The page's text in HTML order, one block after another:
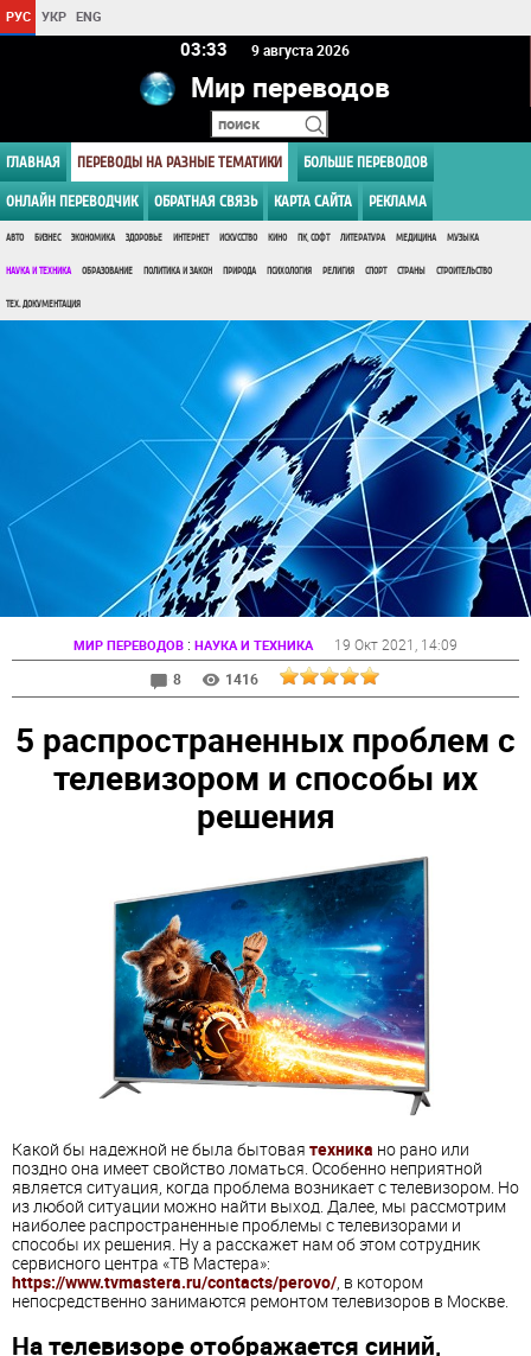
РУС УКР ENG
03 33 9 августа 2026
Мир переводов
ГЛАВНАЯ ПЕРЕВОДЫ НА РАЗНЫЕ ТЕМАТИКИ БОЛЬШЕ ПЕРЕВОДОВ
ОНЛАЙН ПЕРЕВОДЧИК ОБРАТНАЯ СВЯЗЬ КАРТА САЙТА РЕКЛАМА
АВТО БИЗНЕС ЭКОНОМИКА ЗДОРОВЬЕ ИНТЕРНЕТ ИСКУССТВО КИНО ПК, СОФТ ЛИТЕРАТУРА МЕДИЦИНА МУЗЫКА
НАУКА И ТЕХНИКА ОБРАЗОВАНИЕ ПОЛИТИКА И ЗАКОН ПРИРОДА ПСИХОЛОГИЯ РЕЛИГИЯ СПОРТ СТРАНЫ СТРОИТЕЛЬСТВО
ТЕХ. ДОКУМЕНТАЦИЯ
МИР ПЕРЕВОДОВ : НАУКА И ТЕХНИКА 19 Окт 2021 , 14:09
8
1416
5 распространенных проблем с
телевизором и способы их
решения
Какой бы надежной не была бытовая техника но рано или
поздно она имеет свойство ломаться. Особенно неприятной
является ситуация, когда проблема возникает с телевизором. Но
из любой ситуации можно найти выход. Далее, мы рассмотрим
наиболее распространенные проблемы с телевизорами и
способы их решения. Ну а расскажет нам об этом сотрудник
сервисного центра «ТВ Мастера»:
https://www.tvmastera.ru/contacts/perovo/, в котором
непосредственно занимаются ремонтом телевизоров в Москве.
На телевизоре отображается синий,